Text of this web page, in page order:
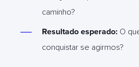
caminho?
Resultado esperado: O
conquistar se agirmos?